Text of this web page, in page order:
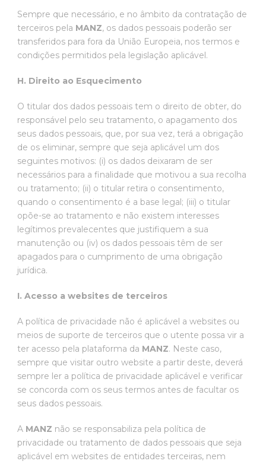
Sempre que necessário, e no âmbito da contratação de
terceiros pela MANZ, os dados pessoais poderão ser
transferidos para fora da União Europeia, nos termos e
condições permitidos pela legislação aplicável.
H. Direito ao Esquecimento
O titular dos dados pessoais tem o direito de obter, do
responsável pelo seu tratamento, o apagamento dos
seus dados pessoais, que, por sua vez, terá a obrigação
de os eliminar, sempre que seja aplicável um dos
seguintes motivos: (i) os dados deixaram de ser
necessários para a finalidade que motivou a sua recolha
ou tratamento; (ii) o titular retira o consentimento,
quando o consentimento é a base legal; (iii) o titular
opõe-se ao tratamento e não existem interesses
legítimos prevalecentes que justifiquem a sua
manutenção ou (iv) os dados pessoais têm de ser
apagados para o cumprimento de uma obrigação
jurídica.
I. Acesso a websites de terceiros
A política de privacidade não é aplicável a websites ou
meios de suporte de terceiros que o utente possa vir a
ter acesso pela plataforma da MANZ. Neste caso,
sempre que visitar outro website a partir deste, deverá
sempre ler a política de privacidade aplicável e verificar
se concorda com os seus termos antes de facultar os
seus dados pessoais.
A MANZ não se responsabiliza pela política de
privacidade ou tratamento de dados pessoais que seja
aplicável em websites de entidades terceiras, nem